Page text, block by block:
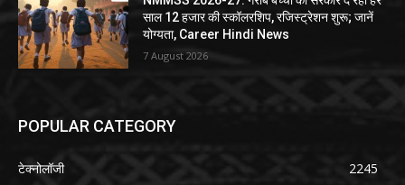
साल 12 हजार की स्कॉलरशिप, रजिस्ट्रेशन शुरू; जानें
योग्यता, Career Hindi News
7 August 2026
POPULAR CATEGORY
टेक्नोलॉजी
2245